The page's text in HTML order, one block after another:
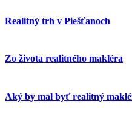
Realitný trh v Piešťanoch
Zo života realitného makléra
Aký by mal byť realitný